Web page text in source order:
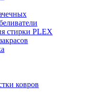
стирки PLEX
ковров